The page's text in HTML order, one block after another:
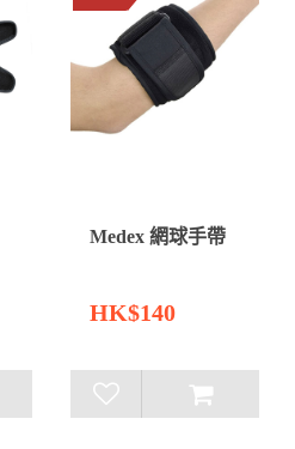
Medex 網球手帶
HK$140